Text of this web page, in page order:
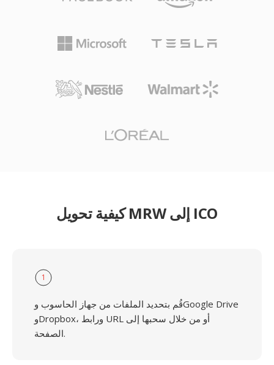
كيفية تحويل MRW إلى ICO
1
قُم بتحديد الملفات من جهاز الحاسوب وGoogle Drive
وDropbox، ورابط URL أو من خلال سحبها إلى
الصفحة.